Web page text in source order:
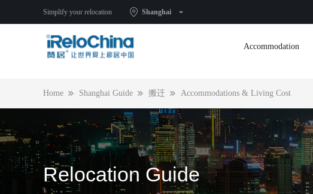
Simplify your relocation
Shanghai
Accommodation
Home Shanghai Guide 搬迁 Accommodations & Living Cost
Relocation Guide